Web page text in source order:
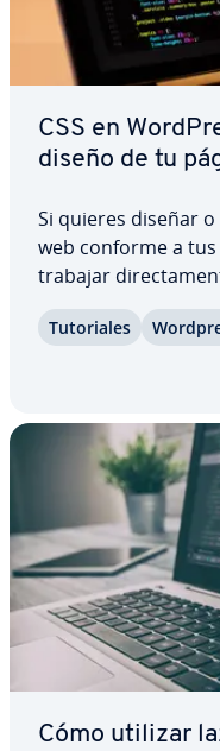
CSS en
diseño de tu
Si quieres diseñar
web conforme a
trabajar
utilizar para editar,
Tu­to­ria­les
Cómo utilizar